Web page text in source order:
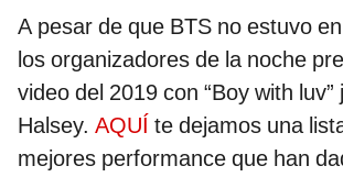
A pesar de que BTS no estuvo
los organizadores de la noche
video del 2019 con “Boy with luv”
Halsey. AQUÍ te dejamos una
mejores performance que han